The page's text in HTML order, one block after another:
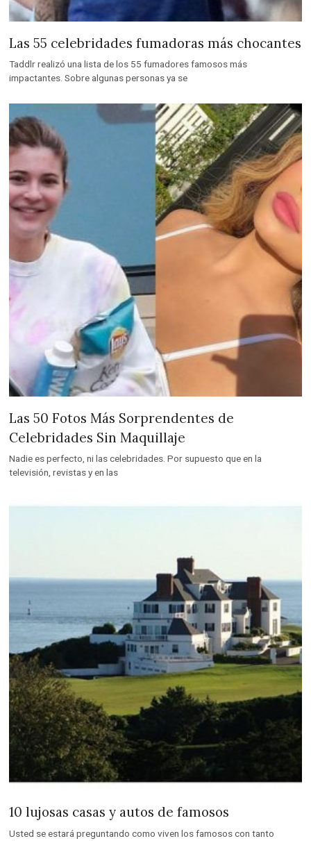
Las 55 celebridades fumadoras más chocantes
Taddlr realizó una lista de los 55 fumadores famosos más
impactantes. Sobre algunas personas ya se
Las 50 Fotos Más Sorprendentes de
Celebridades Sin Maquillaje
Nadie es perfecto, ni las celebridades. Por supuesto que en la
televisión, revistas y en las
10 lujosas casas y autos de famosos
Usted se estará preguntando como viven los famosos con tanto